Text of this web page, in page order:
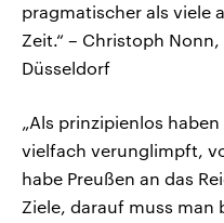
pragmatischer als viele
Zeit.“ – Christoph
Düsseldorf
„Als prinzipienlos
vielfach verunglimpft,
habe Preußen an das
Ziele, darauf muss man